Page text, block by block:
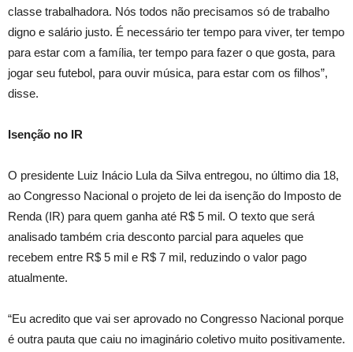
classe trabalhadora. Nós todos não precisamos só de trabalho
digno e salário justo. É necessário ter tempo para viver, ter tempo
para estar com a família, ter tempo para fazer o que gosta, para
jogar seu futebol, para ouvir música, para estar com os filhos”,
disse.
Isenção no IR
O presidente Luiz Inácio Lula da Silva entregou, no último dia 18,
ao Congresso Nacional o projeto de lei da isenção do Imposto de
Renda (IR) para quem ganha até R$ 5 mil. O texto que será
analisado também cria desconto parcial para aqueles que
recebem entre R$ 5 mil e R$ 7 mil, reduzindo o valor pago
atualmente.
“Eu acredito que vai ser aprovado no Congresso Nacional porque
é outra pauta que caiu no imaginário coletivo muito positivamente.